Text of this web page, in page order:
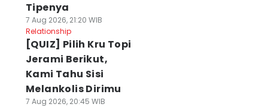
Tipenya
7 Aug 2026, 21:20 WIB
Relationship
[QUIZ] Pilih Kru Topi
Jerami Berikut,
Kami Tahu Sisi
Melankolis Dirimu
7 Aug 2026, 20:45 WIB